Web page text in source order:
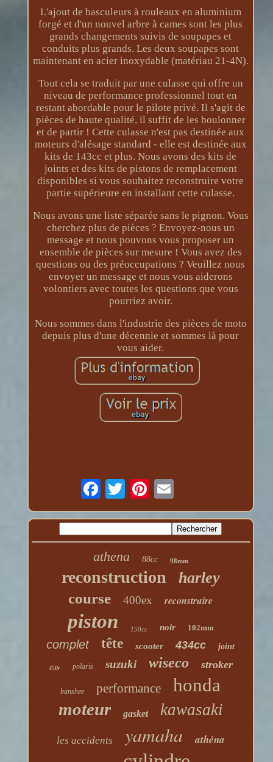
L'ajout de basculeurs à rouleaux en aluminium
forgé et d'un nouvel arbre à cames sont les plus
grands changements suivis de soupapes et
conduits plus grands. Les deux soupapes sont
maintenant en acier inoxydable (matériau 21-4N).
Tout cela se traduit par une culasse qui offre un
niveau de performance professionnel tout en
restant abordable pour le pilote privé. Il s'agit de
pièces de haute qualité, il suffit de les boulonner
et de partir ! Cette culasse n'est pas destinée aux
moteurs d'alésage standard - elle est destinée aux
kits de 143cc et plus. Nous avons des kits de
joints et des kits de pistons de remplacement
disponibles si vous souhaitez reconstruire votre
partie supérieure en installant cette culasse.
Nous avons une liste séparée sans le pignon. Vous
cherchez plus de pièces ? Envoyez-nous un
message et nous pouvons vous proposer un
ensemble de pièces sur mesure ! Vous avez des
questions ou des préoccupations ? Veuillez nous
envoyer un message et nous vous aiderons
volontiers avec toutes les questions que vous
pourriez avoir.
Nous sommes dans l'industrie des pièces de moto
depuis plus d'une décennie et sommes là pour
vous aider.
athena 88cc 98mm
reconstruction harley
course 400ex reconstruire
piston 150cc noir 102mm
complet tête scooter 434cc joint
450r polaris suzuki wiseco stroker
banshee performance honda
moteur gasket kawasaki
les accidents yamaha athéna